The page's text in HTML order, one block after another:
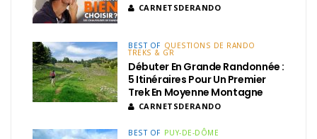
CARNETSDERANDO
BEST OF QUESTIONS DE RANDO
TREKS & GR
Débuter En Grande Randonnée :
5 Itinéraires Pour Un Premier
Trek En Moyenne Montagne
CARNETSDERANDO
BEST OF PUY-DE-DÔME